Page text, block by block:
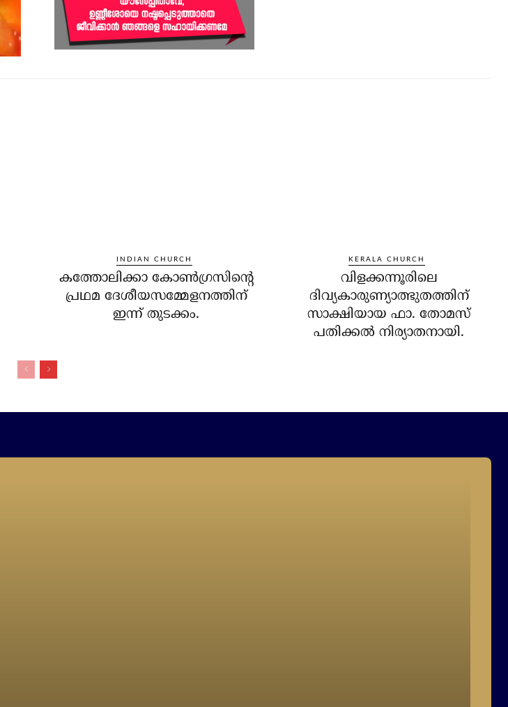
INDIAN CHURCH
കത്തോലിക്കാ കോണ്‍ഗ്രസിന്റെ
പ്രഥമ ദേശീയസമ്മേളനത്തിന്
ഇന്ന് തുടക്കം.
KERALA CHURCH
വിളക്കന്നൂരിലെ
ദിവ്യകാരുണ്യാത്ഭുതത്തിന്
സാക്ഷിയായ ഫാ. തോമസ്
പതിക്കല്‍ നിര്യാതനായി.